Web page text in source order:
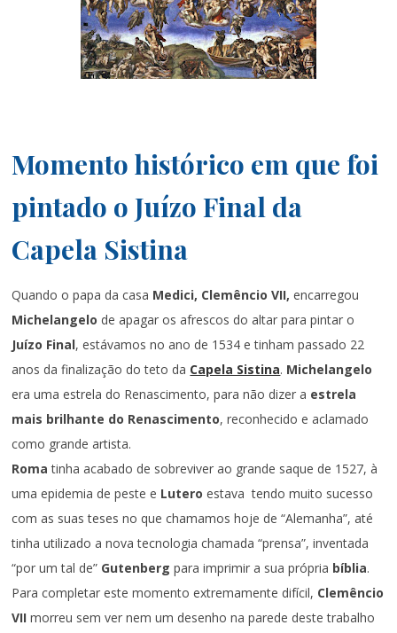
Momento histórico em que foi
pintado o Juízo Final da
Capela Sistina
Quando o papa da casa Medici, Clemêncio VII, encarregou
Michelangelo de apagar os afrescos do altar para pintar o
Juízo Final, estávamos no ano de 1534 e tinham passado 22
anos da finalização do teto da Capela Sistina. Michelangelo
era uma estrela do Renascimento, para não dizer a estrela
mais brilhante do Renascimento, reconhecido e aclamado
como grande artista.
Romatinha acabado de sobreviver ao grande saque de 1527, à
uma epidemia de peste e Lutero estava tendo muito sucesso
com as suas teses no que chamamos hoje de “Alemanha”, até
tinha utilizado a nova tecnologia chamada “prensa”, inventada
“por um tal de” Gutenberg para imprimir a sua própria bíblia.
Para completar este momento extremamente difícil, Clemêncio
VII morreu sem ver nem um desenho na parede deste trabalho